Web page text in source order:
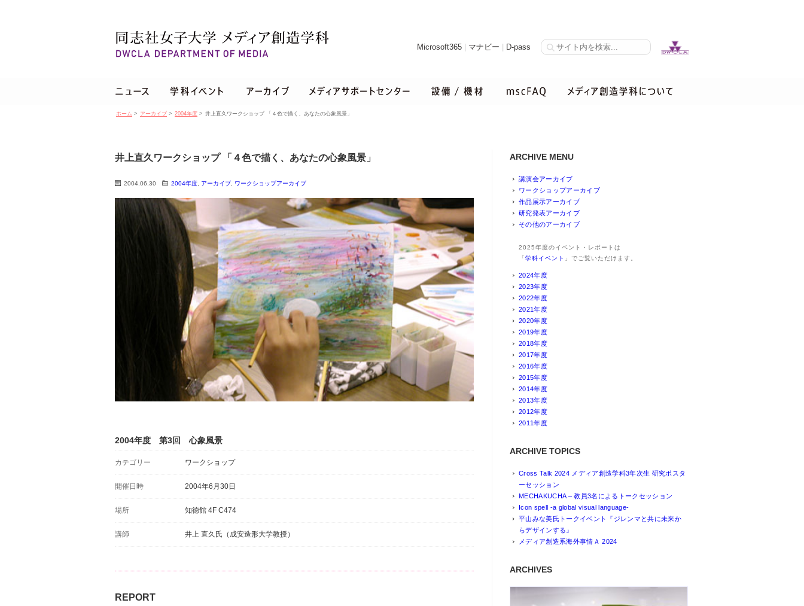
Microsoft365 マナビー D-pass
ホーム > アーカイブ > 2004年度 > 井上直久ワークショップ 「４色で描く、あなたの心象風景」
井上直久ワークショップ 「４色で描く、あなたの心象風景」
2004.06.30 2004年度 アーカイブ ワークショップアーカイブ
2004年度 第3回 心象風景
カテゴリー ワークショップ
開催日時 2004年6月30日
場所 知徳館 4F C474
講師 井上 直久氏（成安造形大学教授）
REPORT
ARCHIVE MENU
講演会アーカイブ
ワークショップアーカイブ
作品展示アーカイブ
研究発表アーカイブ
その他のアーカイブ
2025年度のイベント・レポートは
「学科イベント 」でご覧いただけます。
2024年度
2023年度
2022年度
2021年度
2020年度
2019年度
2018年度
2017年度
2016年度
2015年度
2014年度
2013年度
2012年度
2011年度
ARCHIVE TOPICS
Cross Talk 2024 メディア創造学科3年次生 研究ポスタ
ーセッション
MECHAKUCHA – 教員3名によるトークセッション
Icon spell -a global visual language-
平山みな美氏トークイベント『ジレンマと共に未来か
らデザインする』
メディア創造系海外事情Ａ 2024
ARCHIVES